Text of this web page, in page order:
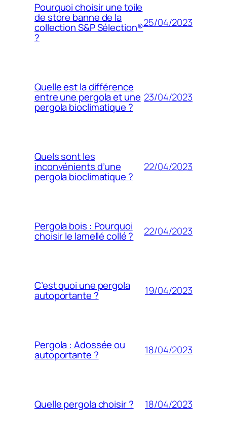
Pourquoi choisir une toile
de store banne de la
collection S&P Sélection®
?
25/04/2023
Quelle est la différence
entre une pergola et une
pergola bioclimatique ?
23/04/2023
Quels sont les
inconvénients d’une
pergola bioclimatique ?
22/04/2023
Pergola bois : Pourquoi
choisir le lamellé collé ? 22/04/2023
C’est quoi une pergola
autoportante ? 19/04/2023
Pergola : Adossée ou
autoportante ? 18/04/2023
Quelle pergola choisir ? 18/04/2023